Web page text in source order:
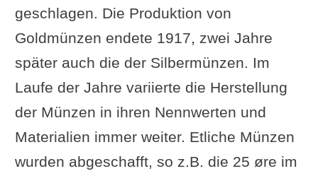
geschlagen. Die Produktion von
Goldmünzen endete 1917, zwei Jahre
später auch die der Silbermünzen. Im
Laufe der Jahre variierte die Herstellung
der Münzen in ihren Nennwerten und
Materialien immer weiter. Etliche Münzen
wurden abgeschafft, so z.B. die 25 øre im